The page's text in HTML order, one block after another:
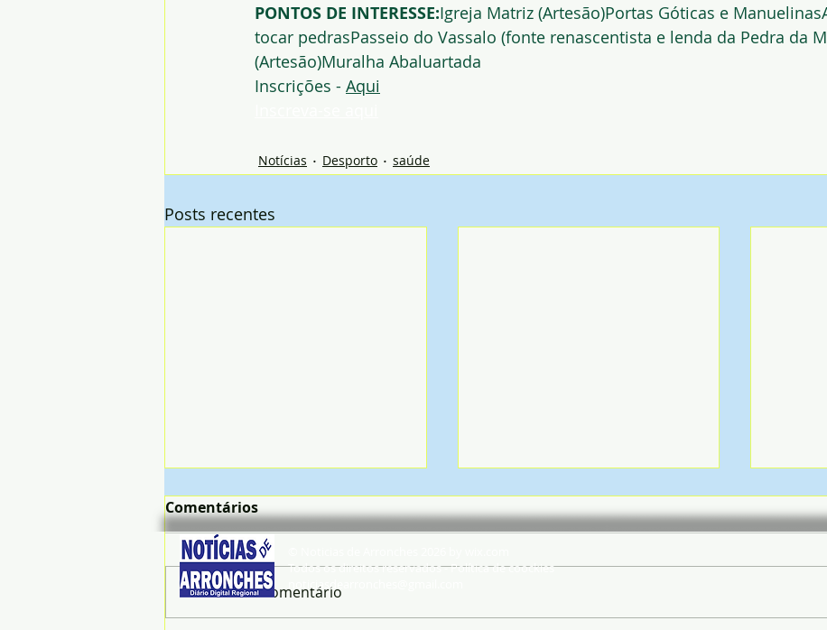
PONTOS DE INTERESSE:Igreja Matriz (Artesão)Portas Góticas e
tocar pedrasPasseio do Vassalo (fonte renascentista e lenda da Pedra da
(Artesão)Muralha Abaluartada
Inscrições - Aqui
Notícias Desporto saúde
Posts recentes
Comentários
Escreva um comentário
Todos os direitos reservados - Política de coockies
noticiasdearronches@gmail.com